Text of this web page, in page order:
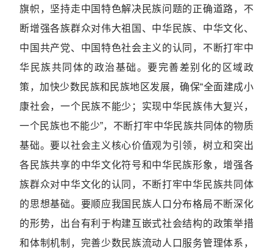
旗帜，坚持走中国特色解决民族问题的正确道路，不
断增强各族群众对伟大祖国、中华民族、中华文化、
中国共产党、中国特色社会主义的认同，不断打牢中
华民族共同体的政治基础。要完善差别化的区域政
策，加快少数民族和民族地区发展，确保“全面建成小
康社会，一个民族不能少；实现中华民族伟大复兴，
一个民族也不能少”，不断打牢中华民族共同体的物质
基础。要以社会主义核心价值观为引领，树立和突出
各民族共享的中华文化符号和中华民族形象，增强各
族群众对中华文化的认同，不断打牢中华民族共同体
的思想基础。要顺应我国民族人口分布格局不断深化
的形势，出台有利于构建互嵌式社会结构的政策举措
和体制机制，完善少数民族流动人口服务管理体系，